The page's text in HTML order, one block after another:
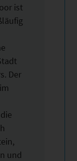
ist
Der
und